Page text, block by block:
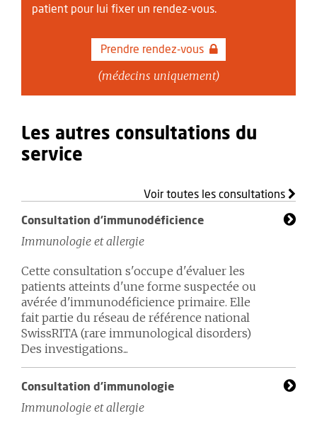
patient pour lui fixer un rendez-vous.
Prendre rendez-vous
(médecins uniquement)
Les autres consultations du
service
Voir toutes les consultations
Consultation d'immunodéficience
Immunologie et allergie
Cette consultation s'occupe d'évaluer les
patients atteints d'une forme suspectée ou
avérée d'immunodéficience primaire. Elle
fait partie du réseau de référence national
SwissRITA (rare immunological disorders)
Des investigations...
Consultation d'immunologie
Immunologie et allergie